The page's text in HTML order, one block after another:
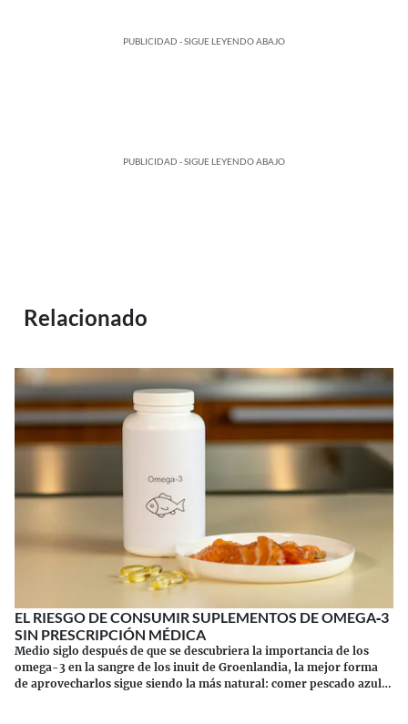
PUBLICIDAD - SIGUE LEYENDO ABAJO
PUBLICIDAD - SIGUE LEYENDO ABAJO
Relacionado
EL RIESGO DE CONSUMIR SUPLEMENTOS DE OMEGA‑3
SIN PRESCRIPCIÓN MÉDICA
Medio siglo después de que se descubriera la importancia de los
omega-3 en la sangre de los inuit de Groenlandia, la mejor forma
de aprovecharlos sigue siendo la más natural: comer pescado azul.